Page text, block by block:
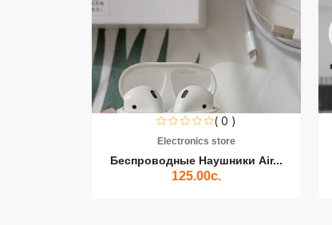
( 0 )
Electronics store
Беспроводные Наушники Air...
125.00с.